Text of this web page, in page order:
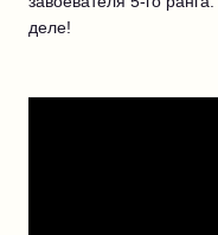
деле!